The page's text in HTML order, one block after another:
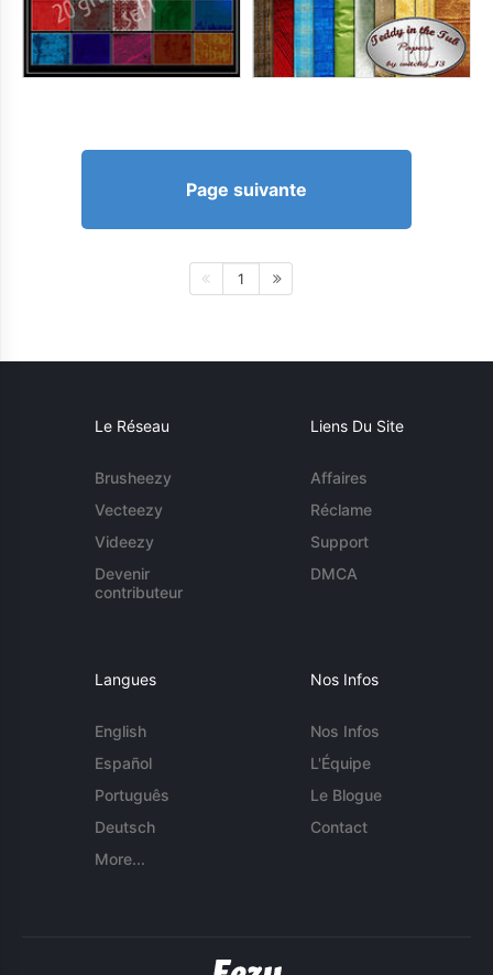
Page suivante
1
Le Réseau
Brusheezy
Vecteezy
Videezy
Devenir
contributeur
Liens Du Site
Affaires
Réclame
Support
DMCA
Langues
English
Español
Português
Deutsch
More...
Nos Infos
Nos Infos
L'Équipe
Le Blogue
Contact